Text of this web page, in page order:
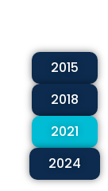
2015
2018
2021
2024